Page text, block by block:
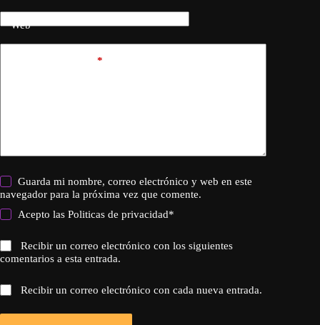
Web
*
Guarda mi nombre, correo electrónico y web en este
navegador para la próxima vez que comente.
Acepto lasPoliticas de privacidad*
Recibir un correo electrónico con los siguientes
comentarios a esta entrada.
Recibir un correo electrónico con cada nueva entrada.